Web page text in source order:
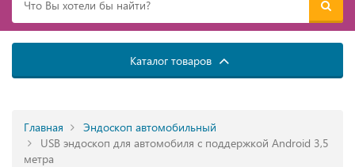
Каталог товаров
Главная
Эндоскоп автомобильный
USB эндоскоп для автомобиля с поддержкой Android 3,5
метра